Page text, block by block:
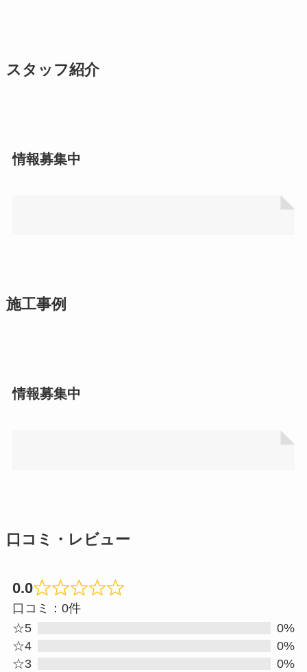
スタッフ紹介
情報募集中
施工事例
情報募集中
口コミ・レビュー
0.0
Rated
口コミ：0件
☆5
0%
☆4
0%
☆3
0%